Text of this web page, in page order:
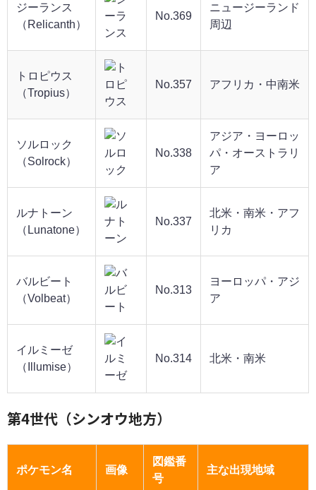
ジーランス
（Relicanth）
No.369
ニュージーランド
周辺
トロピウス
（Tropius）
No.357 アフリカ・中南米
ソルロック
（Solrock）
No.338
アジア・ヨーロッ
パ・オーストラリ
ア
ルナトーン
（Lunatone）
No.337
北米・南米・アフ
リカ
バルビート
（Volbeat）
No.313
ヨーロッパ・アジ
ア
イルミーゼ
（Illumise）
No.314 北米・南米
第4世代（シンオウ地方）
ポケモン名 画像
図鑑番
号
主な出現地域